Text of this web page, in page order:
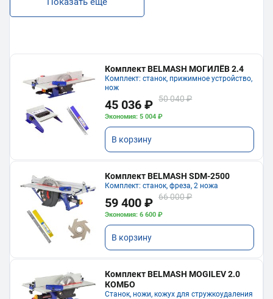
Комплект BELMASH МОГИЛЁВ 2.4
Комплект: станок, прижимное устройство,
нож
45 036 ₽ 50 040 ₽
Экономия: 5 004 ₽
В корзину
Комплект BELMASH SDM-2500
Комплект: станок, фреза, 2 ножа
59 400 ₽ 66 000 ₽
Экономия: 6 600 ₽
В корзину
Комплект BELMASH MOGILEV 2.0
КОМБО
Станок, ножи, кожух для стружкоудаления